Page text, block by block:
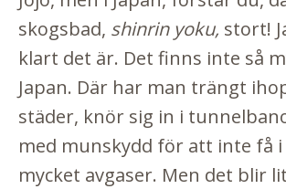
skogsbad, shinrin yoku, stort!
klart det är. Det finns inte så
Japan. Där har man trängt
städer, knör sig in i
med munskydd för att inte få i
mycket avgaser. Men det blir